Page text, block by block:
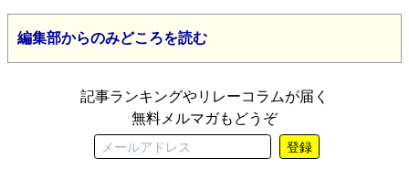
編集部からのみどころを読む
記事ランキングやリレーコラムが届く
無料メルマガもどうぞ
登録